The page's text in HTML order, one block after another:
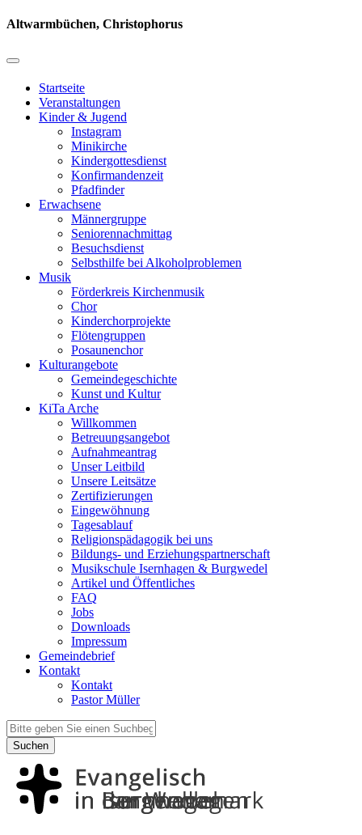
Altwarmbüchen, Christophorus
Startseite
Veranstaltungen
Kinder & Jugend
Instagram
Minikirche
Kindergottesdienst
Konfirmandenzeit
Pfadfinder
Erwachsene
Männergruppe
Seniorennachmittag
Besuchsdienst
Selbsthilfe bei Alkoholproblemen
Musik
Förderkreis Kirchenmusik
Chor
Kinderchorprojekte
Flötengruppen
Posaunenchor
Kulturangebote
Gemeindegeschichte
Kunst und Kultur
KiTa Arche
Willkommen
Betreuungsangebot
Aufnahmeantrag
Unser Leitbild
Unsere Leitsätze
Zertifizierungen
Eingewöhnung
Tagesablauf
Religionspädagogik bei uns
Bildungs- und Erziehungspartnerschaft
Musikschule Isernhagen & Burgwedel
Artikel und Öffentliches
FAQ
Jobs
Downloads
Impressum
Gemeindebrief
Kontakt
Kontakt
Pastor Müller
Suchen